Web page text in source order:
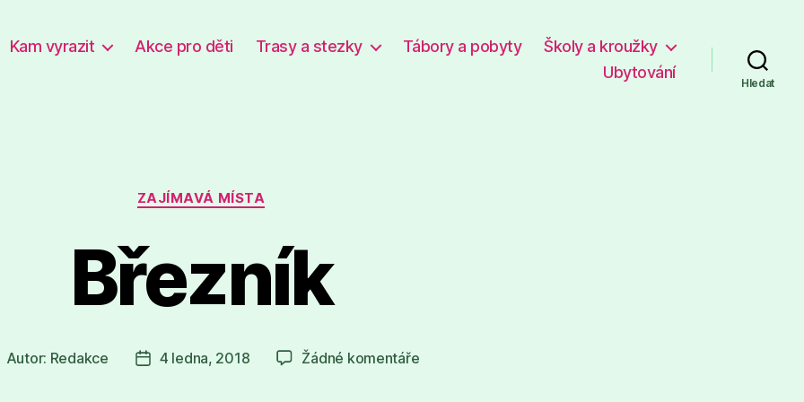
Kam vyrazit Akce pro děti Trasy a stezky Tábory a pobyty
Školy a kroužky
Ubytování
Hledat
Rubriky
ZAJÍMAVÁ MÍSTA
Březník
Autor: Redakce
Datum
4 ledna, 2018 Žádné komentářeu